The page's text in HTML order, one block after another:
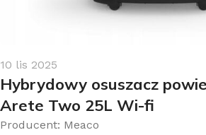
10 lis 2025
Hybrydowy osuszacz
Arete Two 25L Wi-fi
Producent: Meaco